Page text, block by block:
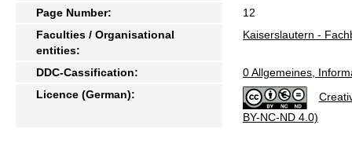
Page Number:
12
Faculties / Organisational
entities:
Kaiserslautern -
DDC-Cassification:
0 Allgemeines,
Licence (German):
BY-NC-ND 4.0)